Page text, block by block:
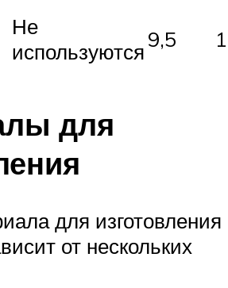
Не
используются9,5
для
для изготовления
от нескольких